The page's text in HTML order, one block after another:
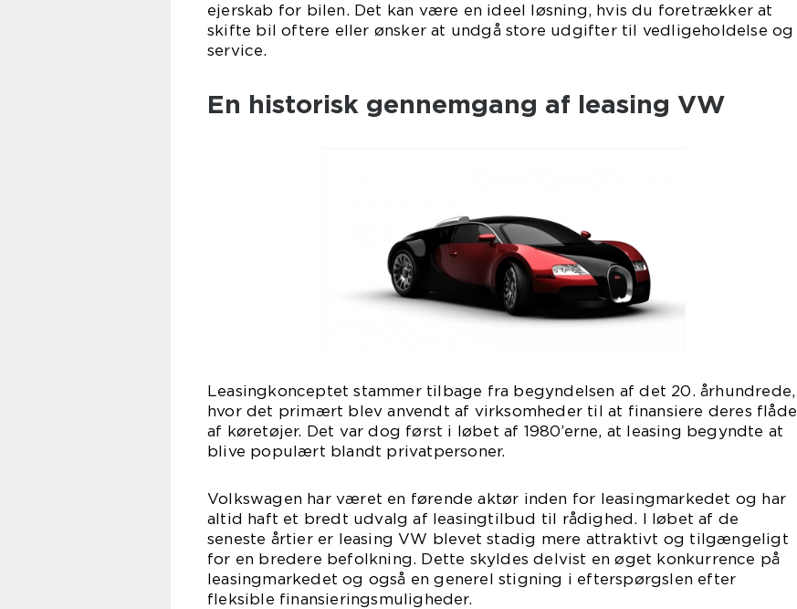
ejerskab for bilen. Det kan være en ideel løsning, hvis du foretrækker at
skifte bil oftere eller ønsker at undgå store udgifter til vedligeholdelse og
service.
En historisk gennemgang af leasing VW
Leasingkonceptet stammer tilbage fra begyndelsen af det 20. århundrede,
hvor det primært blev anvendt af virksomheder til at finansiere deres flåde
af køretøjer. Det var dog først i løbet af 1980’erne, at leasing begyndte at
blive populært blandt privatpersoner.
Volkswagen har været en førende aktør inden for leasingmarkedet og har
altid haft et bredt udvalg af leasingtilbud til rådighed. I løbet af de
seneste årtier er leasing VW blevet stadig mere attraktivt og tilgængeligt
for en bredere befolkning. Dette skyldes delvist en øget konkurrence på
leasingmarkedet og også en generel stigning i efterspørgslen efter
fleksible finansieringsmuligheder.